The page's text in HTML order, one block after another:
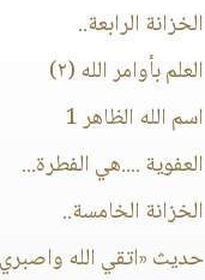
الخزانة الرابعة..
العلم بأوامر الله (٢)
اسم الله الظاهر 1
العفوية ....هي الفطرة...
الخزانة الخامسة..
حديث «اتقي الله